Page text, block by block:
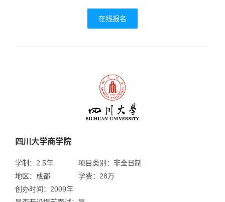
在线报名
四川大学商学院
学制：2.5年
地区：成都
项目类别：非全日制
学费：28万
创办时间：2009年